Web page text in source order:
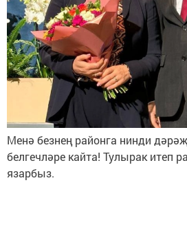
Менә безнең районга нинди
белгечләре кайта! Тулырак итеп
язарбыз.